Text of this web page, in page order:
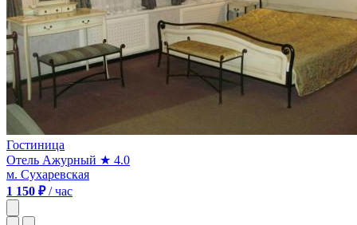
Гостиница
Отель Ажурный ★ 4.0
м. Сухаревская
1 150 ₽/ час